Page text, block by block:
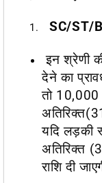
SC/ST/
इन श्रेणी
देने का
तो 10,000
यदि लड़की
अतिरिक्त
राशि दी